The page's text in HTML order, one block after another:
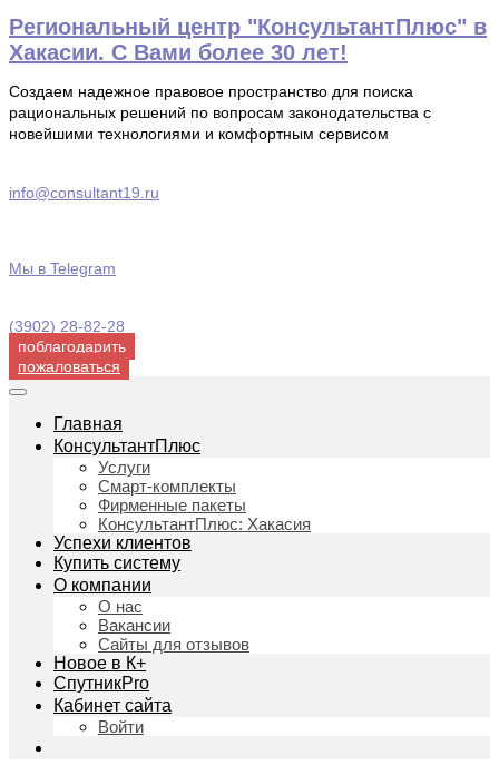
Перейти
к
содержимому
Региональный центр "КонсультантПлюс" в
Хакасии. С Вами более 30 лет!
Создаем надежное правовое пространство для поиска
рациональных решений по вопросам законодательства с
новейшими технологиями и комфортным сервисом
info@consultant19.ru
Мы в Telegram
(3902) 28-82-28
поблагодарить
пожаловаться
Главная
КонсультантПлюс
Услуги
Смарт-комплекты
Фирменные пакеты
КонсультантПлюс: Хакасия
Успехи клиентов
Купить систему
О компании
О нас
Вакансии
Сайты для отзывов
Новое в К+
СпутникPro
Кабинет сайта
Войти